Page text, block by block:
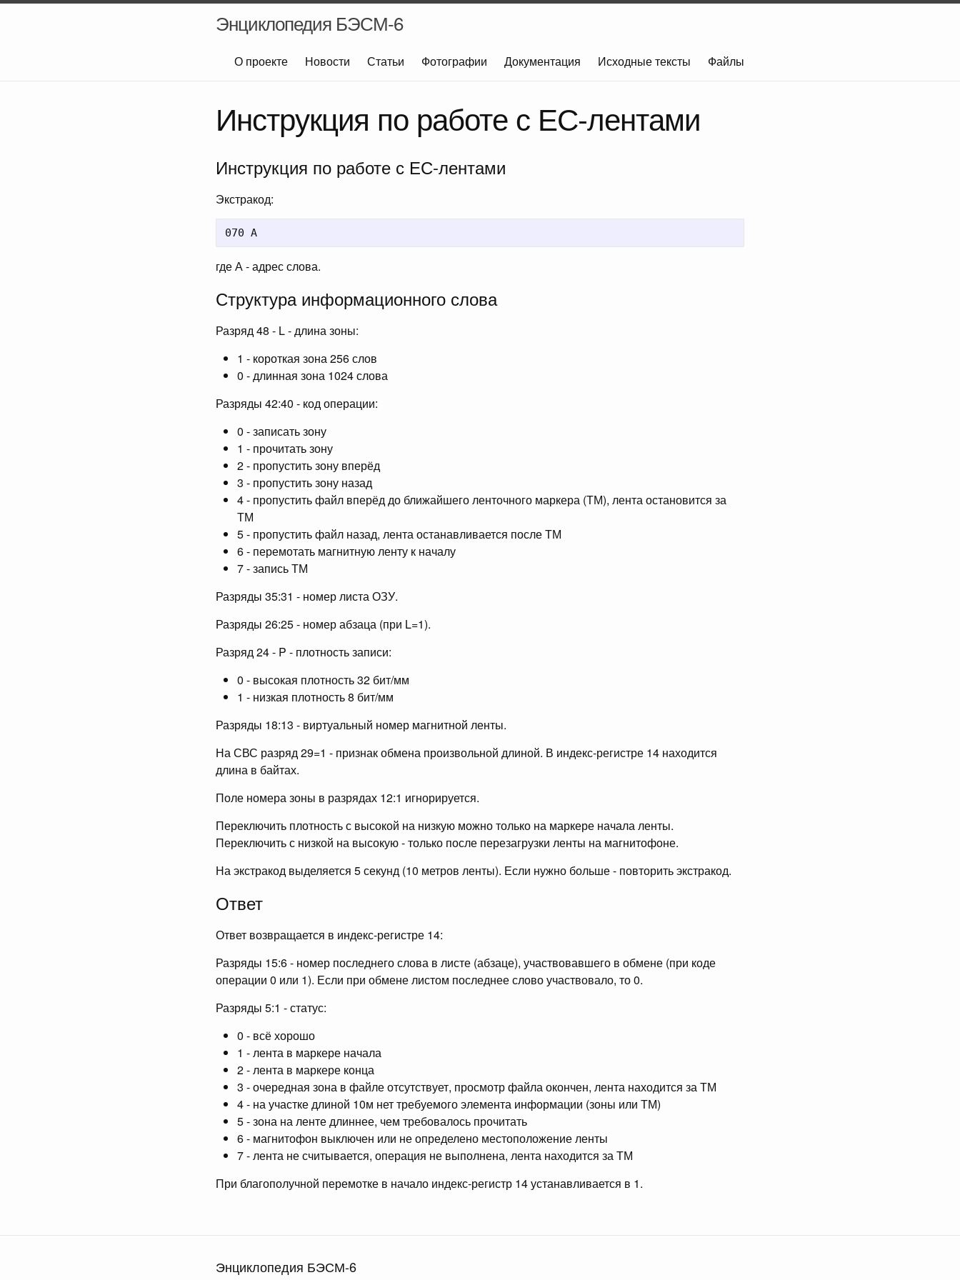
Энциклопедия БЭСМ-6
О проекте Новости Статьи Фотографии Документация Исходные тексты Файлы
Инструкция по работе с ЕС-лентами
Инструкция по работе с ЕС-лентами
Экстракод:
где А - адрес слова.
Структура информационного слова
Разряд 48 - L - длина зоны:
1 - короткая зона 256 слов
0 - длинная зона 1024 слова
Разряды 42:40 - код операции:
0 - записать зону
1 - прочитать зону
2 - пропустить зону вперёд
3 - пропустить зону назад
4 - пропустить файл вперёд до ближайшего ленточного маркера (ТМ), лента остановится за
ТМ
5 - пропустить файл назад, лента останавливается после ТМ
6 - перемотать магнитную ленту к началу
7 - запись ТМ
Разряды 35:31 - номер листа ОЗУ.
Разряды 26:25 - номер абзаца (при L=1).
Разряд 24 - P - плотность записи:
0 - высокая плотность 32 бит/мм
1 - низкая плотность 8 бит/мм
Разряды 18:13 - виртуальный номер магнитной ленты.
На СВС разряд 29=1 - признак обмена произвольной длиной. В индекс-регистре 14 находится
длина в байтах.
Поле номера зоны в разрядах 12:1 игнорируется.
Переключить плотность с высокой на низкую можно только на маркере начала ленты.
Переключить с низкой на высокую - только после перезагрузки ленты на магнитофоне.
На экстракод выделяется 5 секунд (10 метров ленты). Если нужно больше - повторить экстракод.
Ответ
Ответ возвращается в индекс-регистре 14:
Разряды 15:6 - номер последнего слова в листе (абзаце), участвовавшего в обмене (при коде
операции 0 или 1). Если при обмене листом последнее слово участвовало, то 0.
Разряды 5:1 - статус:
0 - всё хорошо
1 - лента в маркере начала
2 - лента в маркере конца
3 - очередная зона в файле отсутствует, просмотр файла окончен, лента находится за ТМ
4 - на участке длиной 10м нет требуемого элемента информации (зоны или ТМ)
5 - зона на ленте длиннее, чем требовалось прочитать
6 - магнитофон выключен или не определено местоположение ленты
7 - лента не считывается, операция не выполнена, лента находится за ТМ
При благополучной перемотке в начало индекс-регистр 14 устанавливается в 1.
Энциклопедия БЭСМ-6